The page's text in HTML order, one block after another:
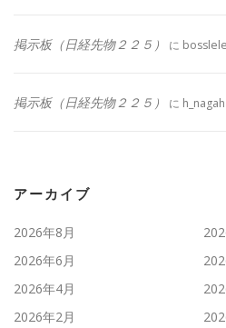
掲示板（日経先物２２５） に bosslele
掲示板（日経先物２２５） に
アーカイブ
2026年8月
2026年6月
2026年4月
2026年2月